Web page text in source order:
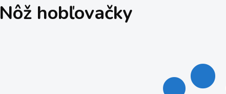
Nôž hobľovačky